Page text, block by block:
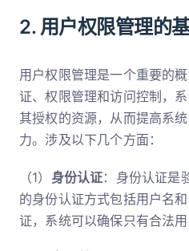
2. 用户权限管理的
用户权限管理是一个重要的
证、权限管理和访问控制，
其授权的资源，从而提高系
力。涉及以下几个方面：
（1） 身份认证：身份认证是
的身份认证方式包括用户名
证，系统可以确保只有合法用